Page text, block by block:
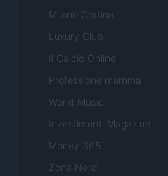
Milano Cortina
Luxury Club
Il Calcio Online
Professione mamma
World Music
Investimenti Magazine
Money 365
Zona Nerd